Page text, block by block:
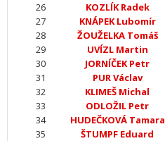
26
KOZLÍK Radek
27
KNÁPEK Lubomír
28
ŽOUŽELKA Tomáš
29
UVÍZL Martin
30
JORNÍČEK Petr
31
PUR Václav
32
KLIMEŠ Michal
33
ODLOŽIL Petr
34
HUDEČKOVÁ Tamara
35
ŠTUMPF Eduard